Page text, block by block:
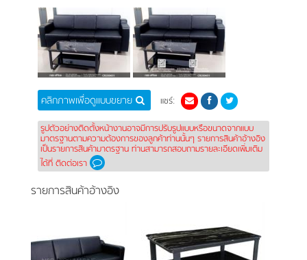
คลิกภาพเพื่อดูแบบขยาย
แชร์:
รูปตัวอย่างติดตั้งหน้างานอาจมีการปรับรูปแบบหรือขนาดจากแบบ
มาตรฐานตามความต้องการของลูกค้าท่านนั้นๆ รายการสินค้าอ้างอิง
เป็นรายการสินค้ามาตรฐาน ท่านสามารถสอบถามรายละเอียดเพิ่มเติม
ได้ที่ ติดต่อเรา
รายการสินค้าอ้างอิง